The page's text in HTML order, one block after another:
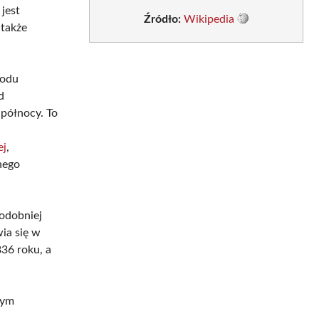
jest
To
,
się w
roku, a
Źródło: Wikipedia